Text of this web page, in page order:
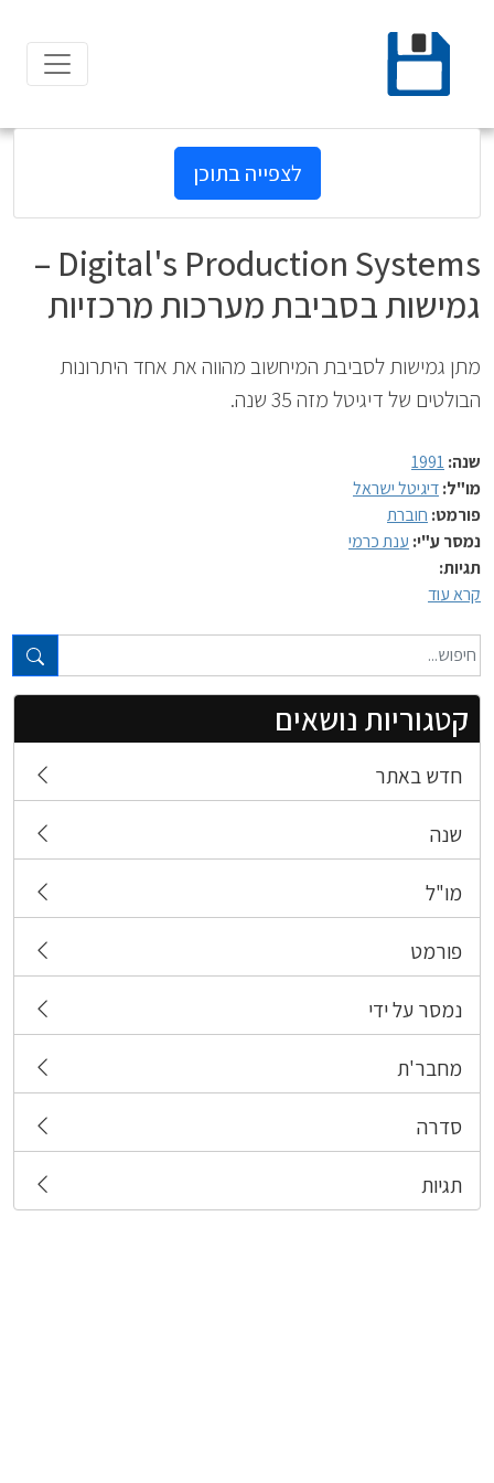
content
טקסט חופשי...
קטגוריות נושאים
חדש באתר
שנה
מו"ל
פורמט
נמסר על ידי
מחבר'ת
סדרה
תגיות
לצפייה בתוכן
Digital's Production Systems –
גמישות בסביבת מערכות מרכזיות
מתן גמישות לסביבת המיחשוב מהווה את אחד היתרונות
הבולטים של דיגיטל מזה 35 שנה.
שנה:1991
מו"ל:דיגיטל ישראל
פורמט: חוברת
נמסר ע"י: ענת כרמי
תגיות:
קרא עוד